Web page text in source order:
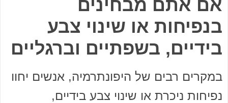
אם אתם מבחינים
בנפיחות או שינוי צבע
בידיים, בשפתיים וברגליים
במקרים רבים של היפונתרמיה, אנשים יחוו
נפיחות ניכרת או שינוי צבע בידיים,